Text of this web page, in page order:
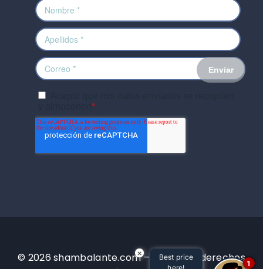
© 2026 shambalante.com – Todos los derechos
×
Best price
1